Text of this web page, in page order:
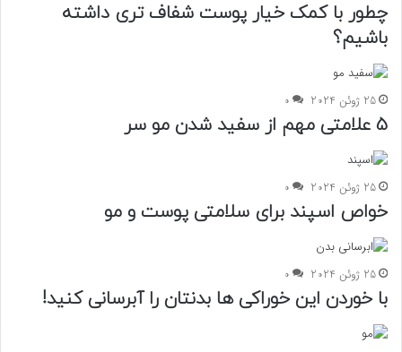
چطور با کمک خیار پوست شفاف تری داشته
باشیم؟
25 ژوئن 2024 0
5 علامتی مهم از سفید شدن مو سر
25 ژوئن 2024 0
خواص اسپند برای سلامتی پوست و مو
25 ژوئن 2024 0
با خوردن این خوراکی ها بدنتان را آبرسانی کنید!